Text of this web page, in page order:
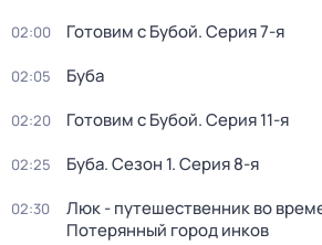
02:00 Готовим с Бубой. Серия 7-я
02:05 Буба
02:20 Готовим с Бубой. Серия 11-я
02:25 Буба. Сезон 1. Серия 8-я
02:30
Люк - путешественник во
Потерянный город инков